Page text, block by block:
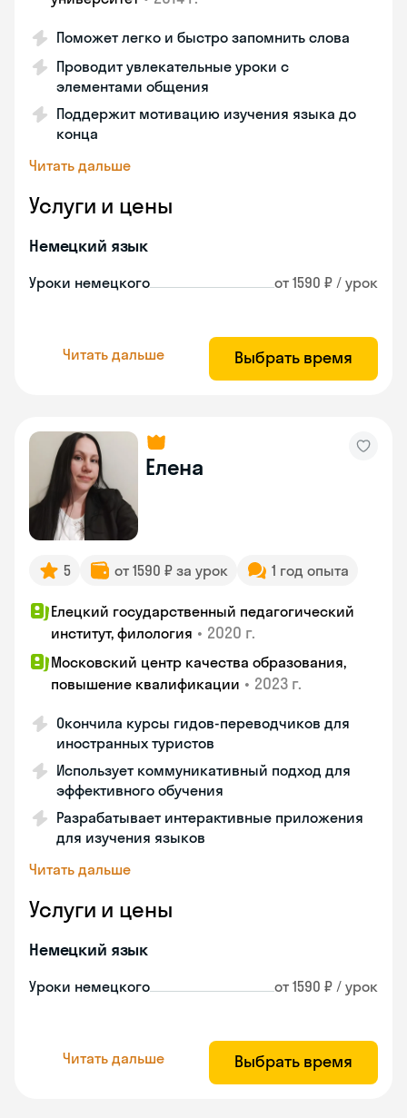
Поможет легко и быстро запомнить слова
Проводит увлекательные уроки с
элементами общения
Поддержит мотивацию изучения языка до
конца
Читать дальше
Услуги и цены
Немецкий язык
Уроки немецкого от 1590 ₽ / урок
Читать дальше Выбрать время
Елена
5 от 1590 ₽ за урок 1 год опыта
Елецкий государственный педагогический
институт, филология • 2020 г.
Московский центр качества образования,
повышение квалификации • 2023 г.
Окончила курсы гидов-переводчиков для
иностранных туристов
Использует коммуникативный подход для
эффективного обучения
Разрабатывает интерактивные приложения
для изучения языков
Читать дальше
Услуги и цены
Немецкий язык
Уроки немецкого от 1590 ₽ / урок
Читать дальше Выбрать время